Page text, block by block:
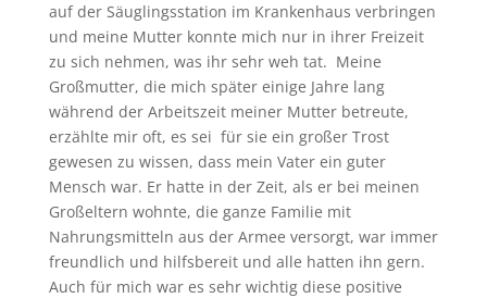
auf der Säuglingsstation im Krankenhaus verbringen
und meine Mutter konnte mich nur in ihrer Freizeit
zu sich nehmen, was ihr sehr weh tat. Meine
Großmutter, die mich später einige Jahre lang
während der Arbeitszeit meiner Mutter betreute,
erzählte mir oft, es sei für sie ein großer Trost
gewesen zu wissen, dass mein Vater ein guter
Mensch war. Er hatte in der Zeit, als er bei meinen
Großeltern wohnte, die ganze Familie mit
Nahrungsmitteln aus der Armee versorgt, war immer
freundlich und hilfsbereit und alle hatten ihn gern.
Auch für mich war es sehr wichtig diese positive